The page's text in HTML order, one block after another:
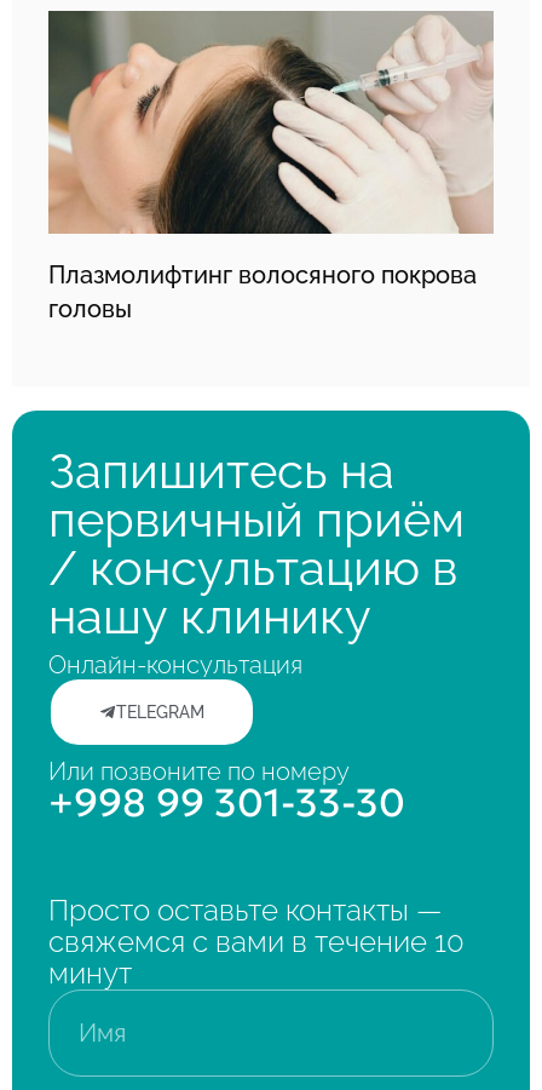
Плазмолифтинг волосяного покрова
головы
Запишитесь на
первичный приём
/ консультацию в
нашу клинику
Онлайн-консультация
TELEGRAM
Или позвоните по номеру
+998 99 301-33-30
Просто оставьте контакты —
свяжемся с вами в течение 10
минут